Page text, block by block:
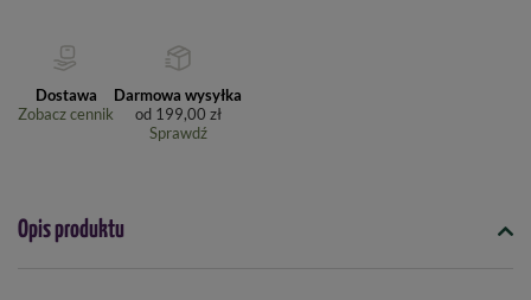
Dostawa
Zobacz cennik
Darmowa wysyłka
od 199,00 zł
Sprawdź
Opis produktu